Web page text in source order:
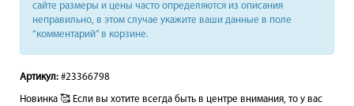
сайте размеры и цены часто определяются из описания
неправильно, в этом случае укажите ваши данные в поле
“комментарий” в корзине.
Артикул: #23366798
Новинка 🥰 Если вы хотите всегда быть в центре внимания, то у вас